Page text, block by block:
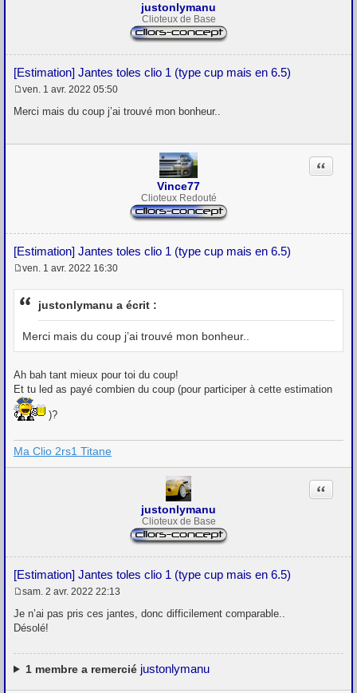
justonlymanu
Clioteux de Base
[Estimation] Jantes toles clio 1 (type cup mais en 6.5)
e
a
ven. 1 avr. 2022 05:50
Merci mais du coup j’ai trouvé mon bonheur..
Vince77
Clioteux Redouté
[Estimation] Jantes toles clio 1 (type cup mais en 6.5)
Citation
e
s
g
e
ven. 1 avr. 2022 16:30
justonlymanu a écrit :
Merci mais du coup j’ai trouvé mon bonheur..
Ah bah tant mieux pour toi du coup!
Et tu led as payé combien du coup (pour participer à cette estimation
)?
Ma Clio 2rs1 Titane
justonlymanu
Clioteux de Base
[Estimation] Jantes toles clio 1 (type cup mais en 6.5)
Citation
e
s
s
g
e
sam. 2 avr. 2022 22:13
Je n’ai pas pris ces jantes, donc difficilement comparable..
Désolé!
1membre a remercié justonlymanu